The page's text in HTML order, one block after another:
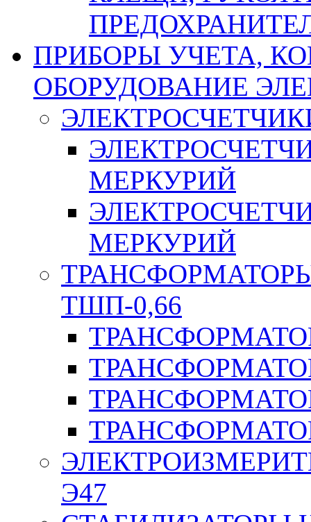
ПРИБОРЫ УЧЕТА,
ОБОРУДОВАНИЕ
МЕРКУРИЙ
МЕРКУРИЙ
ТШП-0,66
Э47